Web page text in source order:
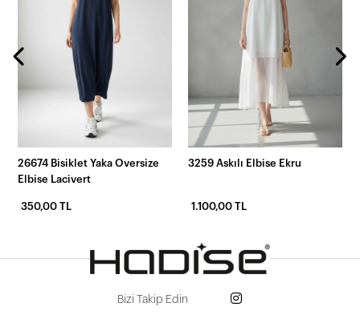
26674 Bisiklet Yaka Oversize
Elbise Lacivert
350,00 TL
3259 Askılı Elbise Ekru
1.100,00 TL
Bizi Takip Edin